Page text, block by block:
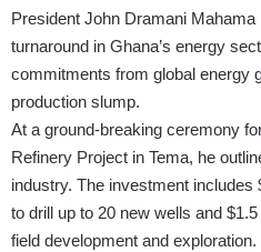
President John Dramani
turnaround in Ghana’s energy
commitments from global energy
production slump.
At a ground-breaking ceremony
Refinery Project in Tema, he
industry. The investment includes
to drill up to 20 new wells and
field development and exploration.